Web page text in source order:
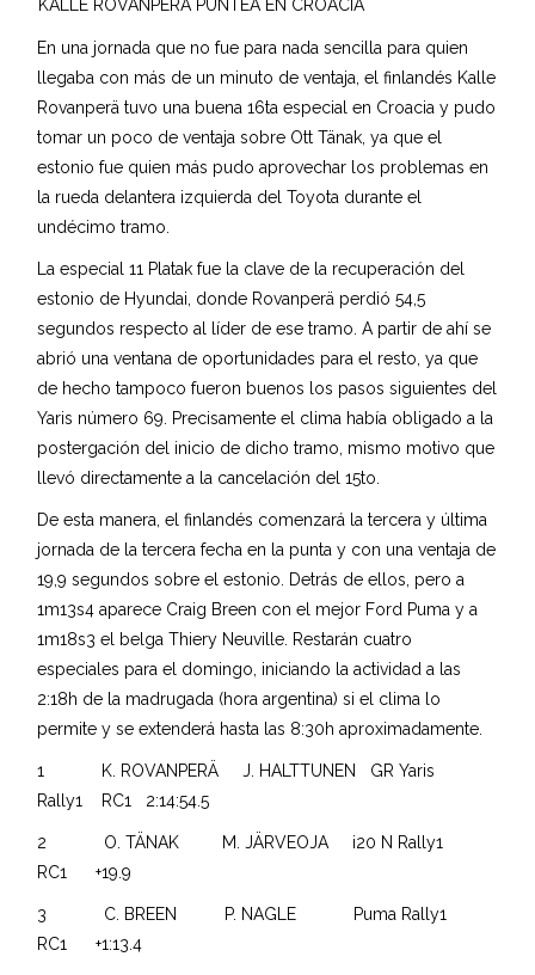
KALLE ROVANPERA PUNTEA EN CROACIA
En una jornada que no fue para nada sencilla para quien
llegaba con más de un minuto de ventaja, el finlandés Kalle
Rovanperä tuvo una buena 16ta especial en Croacia y pudo
tomar un poco de ventaja sobre Ott Tänak, ya que el
estonio fue quien más pudo aprovechar los problemas en
la rueda delantera izquierda del Toyota durante el
undécimo tramo.
La especial 11 Platak fue la clave de la recuperación del
estonio de Hyundai, donde Rovanperä perdió 54,5
segundos respecto al líder de ese tramo. A partir de ahí se
abrió una ventana de oportunidades para el resto, ya que
de hecho tampoco fueron buenos los pasos siguientes del
Yaris número 69. Precisamente el clima había obligado a la
postergación del inicio de dicho tramo, mismo motivo que
llevó directamente a la cancelación del 15to.
De esta manera, el finlandés comenzará la tercera y última
jornada de la tercera fecha en la punta y con una ventaja de
19,9 segundos sobre el estonio. Detrás de ellos, pero a
1m13s4 aparece Craig Breen con el mejor Ford Puma y a
1m18s3 el belga Thiery Neuville. Restarán cuatro
especiales para el domingo, iniciando la actividad a las
2:18h de la madrugada (hora argentina) si el clima lo
permite y se extenderá hasta las 8:30h aproximadamente.
1 K. ROVANPERÄ J. HALTTUNEN GR Yaris
Rally1 RC1 2:14:54.5
2 O. TÄNAK M. JÄRVEOJA i20 N Rally1
RC1 +19.9
3 C. BREEN P. NAGLE Puma Rally1
RC1 +1:13.4